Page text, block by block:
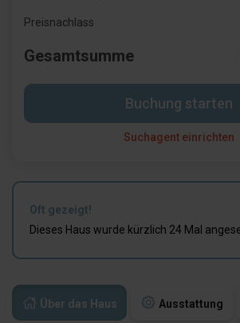
Über das Haus Ausstattung
Preisnachlass
Gesamtsumme
Buchung starten
Suchagent einrichten
Oft gezeigt!
Dieses Haus wurde kürzlich 24 Mal